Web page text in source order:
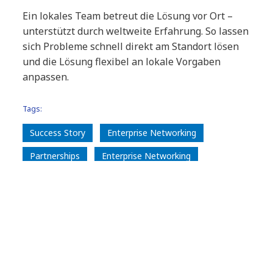
Ein lokales Team betreut die Lösung vor Ort –
unterstützt durch weltweite Erfahrung. So lassen
sich Probleme schnell direkt am Standort lösen
und die Lösung flexibel an lokale Vorgaben
anpassen.
Tags:
Success Story
Enterprise Networking
Partnerships
Enterprise Networking